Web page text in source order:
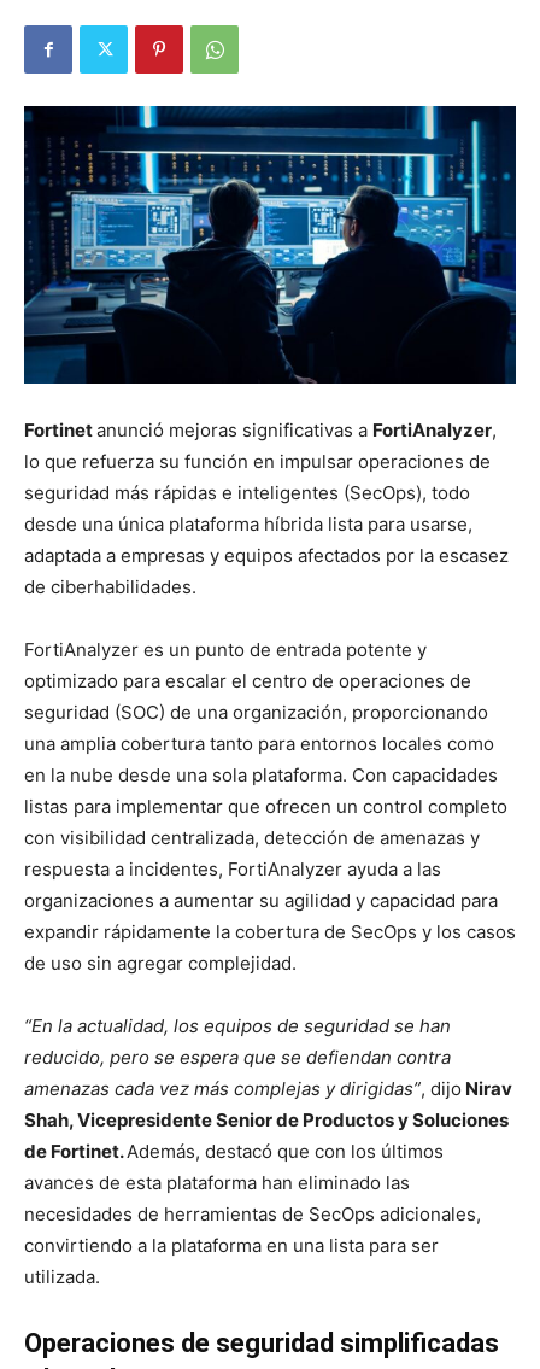
Fortinetanunció mejoras significativas a FortiAnalyzer,
lo que refuerza su función en impulsar operaciones de
seguridad más rápidas e inteligentes (SecOps), todo
desde una única plataforma híbrida lista para usarse,
adaptada a empresas y equipos afectados por la escasez
de ciberhabilidades.
FortiAnalyzer es un punto de entrada potente y
optimizado para escalar el centro de operaciones de
seguridad (SOC) de una organización, proporcionando
una amplia cobertura tanto para entornos locales como
en la nube desde una sola plataforma. Con capacidades
listas para implementar que ofrecen un control completo
con visibilidad centralizada, detección de amenazas y
respuesta a incidentes, FortiAnalyzer ayuda a las
organizaciones a aumentar su agilidad y capacidad para
expandir rápidamente la cobertura de SecOps y los casos
de uso sin agregar complejidad.
“En la actualidad, los equipos de seguridad se han
reducido, pero se espera que se defiendan contra
amenazas cada vez más complejas y dirigidas”, dijo Nirav
Shah, Vicepresidente Senior de Productos y Soluciones
de Fortinet.Además, destacó que con los últimos
avances de esta plataforma han eliminado las
necesidades de herramientas de SecOps adicionales,
convirtiendo a la plataforma en una lista para ser
utilizada.
Operaciones de seguridad simplificadas